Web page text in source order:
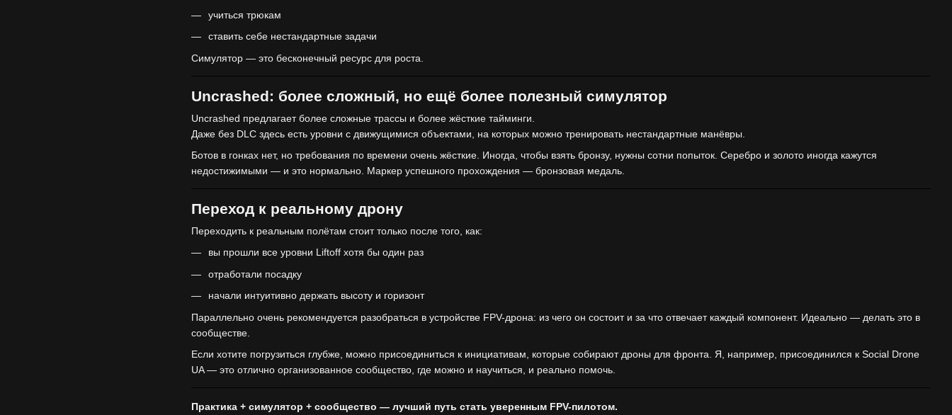
учиться трюкам
ставить себе нестандартные задачи
Симулятор — это бесконечный ресурс для роста.
Uncrashed: более сложный, но ещё более полезный симулятор
Uncrashed предлагает более сложные трассы и более жёсткие тайминги.
Даже без DLC здесь есть уровни с движущимися объектами, на которых можно тренировать нестандартные манёвры.
Ботов в гонках нет, но требования по времени очень жёсткие. Иногда, чтобы взять бронзу, нужны сотни попыток. Серебро и золото иногда кажутся
недостижимыми — и это нормально. Маркер успешного прохождения — бронзовая медаль.
Переход к реальному дрону
Переходить к реальным полётам стоит только после того, как:
вы прошли все уровни Liftoff хотя бы один раз
отработали посадку
начали интуитивно держать высоту и горизонт
Параллельно очень рекомендуется разобраться в устройстве FPV-дрона: из чего он состоит и за что отвечает каждый компонент. Идеально — делать это в
сообществе.
Если хотите погрузиться глубже, можно присоединиться к инициативам, которые собирают дроны для фронта. Я, например, присоединился к Social Drone
UA — это отлично организованное сообщество, где можно и научиться, и реально помочь.
Практика + симулятор + сообщество — лучший путь стать уверенным FPV-пилотом.